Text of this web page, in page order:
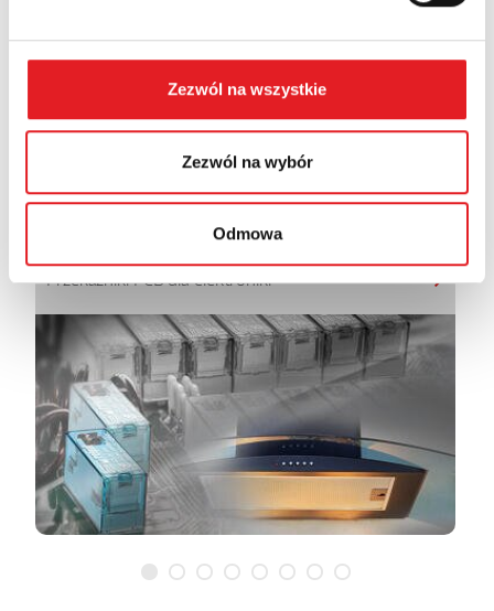
Zezwól na wszystkie
Zezwól na wybór
Odmowa
Certyfikat zgodności CE RUC
Pobierz
Produkty według zastosowań
Przekaźniki PCB dla elektroniki